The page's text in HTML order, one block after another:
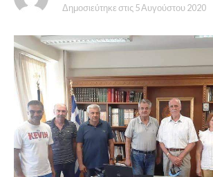
Δημοσιεύτηκε στις 5 Αυγούστου 2020